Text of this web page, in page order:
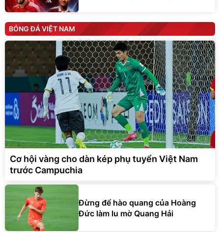
BÓNG ĐÁ VIỆT NAM
Cơ hội vàng cho dàn kép phụ tuyển Việt Nam
trước Campuchia
Đừng để hào quang của Hoàng
Đức làm lu mờ Quang Hải